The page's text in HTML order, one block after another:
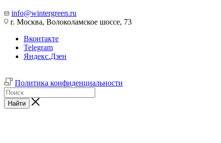
info@wintergreen.ru
г. Москва, Волоколамское шоссе, 73
Вконтакте
Telegram
Яндекс.Дзен
Политика конфиденциальности
Найти